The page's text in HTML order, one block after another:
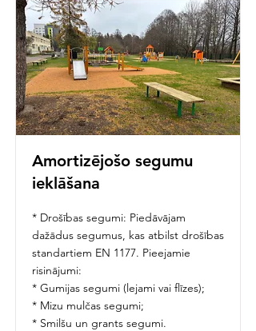
Amortizējošo segumu
ieklāšana
* Drošības segumi: Piedāvājam
dažādus segumus, kas atbilst drošības
standartiem EN 1177. Pieejamie
risinājumi:
* Gumijas segumi (lejami vai flīzes);
* Mizu mulčas segumi;
* Smilšu un grants segumi.